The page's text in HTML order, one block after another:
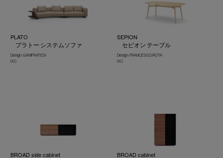
PLATO
プラトー システムソファ
Design : GAMFRATESI
IXC
SEPION
セピオン テーブル
Design : FRANCESCO ROTA
IXC
BROAD side cabinet BROAD cabinet